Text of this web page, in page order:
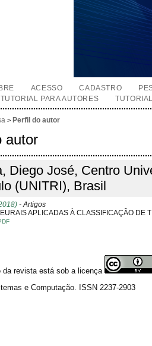
ACESSO CADASTRO
TUTORIAL PARA AUTORES
> Perfil do autor
autor
Diego José, Centro
(UNITRI), Brasil
- Artigos
APLICADAS À CLASSIFICAÇÃO DE
da revista está sob a licença
e Computação. ISSN 2237-2903